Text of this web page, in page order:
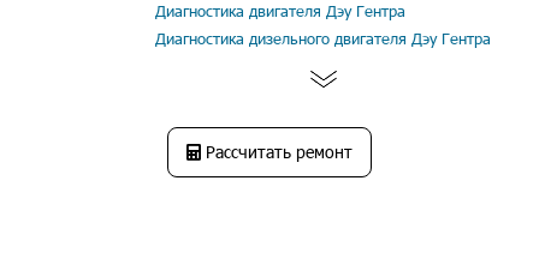
Диагностика двигателя Дэу Гентра
Диагностика дизельного двигателя Дэу Гентра
Рассчитать ремонт